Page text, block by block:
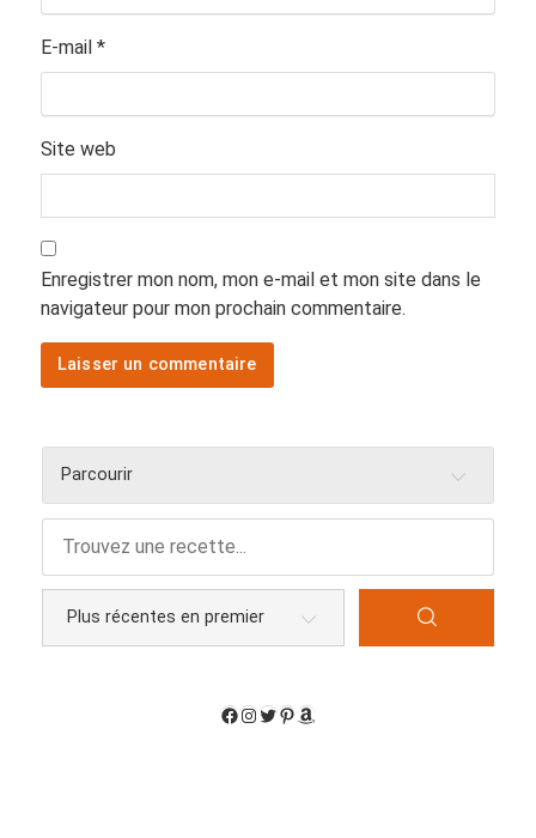
E-mail *
Site web
Enregistrer mon nom, mon e-mail et mon site dans le
navigateur pour mon prochain commentaire.
Parcourir